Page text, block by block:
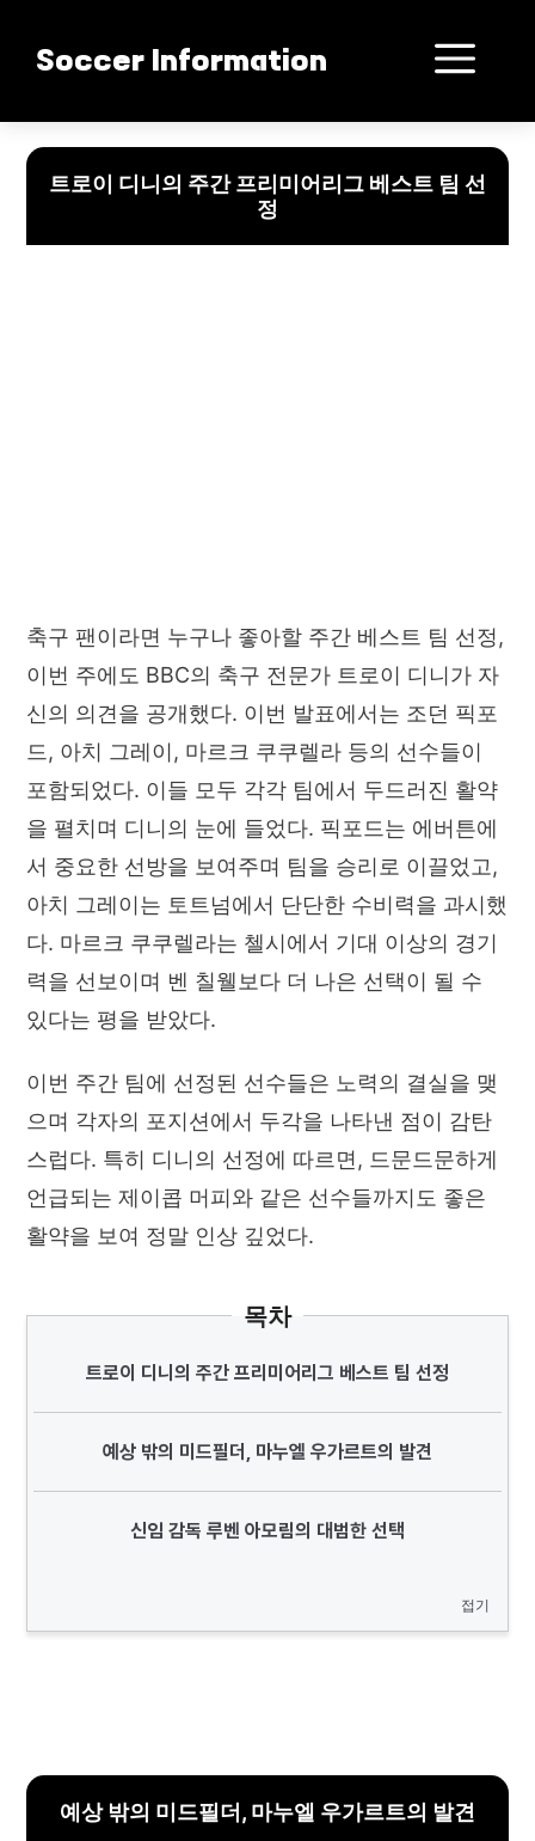
Soccer Information
메
뉴
트로이 디니의 주간 프리미어리그 베스트 팀 선
정
축구 팬이라면 누구나 좋아할 주간 베스트 팀 선정,
이번 주에도 BBC의 축구 전문가 트로이 디니가 자
신의 의견을 공개했다. 이번 발표에서는 조던 픽포
드, 아치 그레이, 마르크 쿠쿠렐라 등의 선수들이
포함되었다. 이들 모두 각각 팀에서 두드러진 활약
을 펼치며 디니의 눈에 들었다. 픽포드는 에버튼에
서 중요한 선방을 보여주며 팀을 승리로 이끌었고,
아치 그레이는 토트넘에서 단단한 수비력을 과시했
다. 마르크 쿠쿠렐라는 첼시에서 기대 이상의 경기
력을 선보이며 벤 칠웰보다 더 나은 선택이 될 수
있다는 평을 받았다.
이번 주간 팀에 선정된 선수들은 노력의 결실을 맺
으며 각자의 포지션에서 두각을 나타낸 점이 감탄
스럽다. 특히 디니의 선정에 따르면, 드문드문하게
언급되는 제이콥 머피와 같은 선수들까지도 좋은
활약을 보여 정말 인상 깊었다.
목차
트로이 디니의 주간 프리미어리그 베스트 팀 선정
예상 밖의 미드필더, 마누엘 우가르트의 발견
신임 감독 루벤 아모림의 대범한 선택
접기
예상 밖의 미드필더, 마누엘 우가르트의 발견